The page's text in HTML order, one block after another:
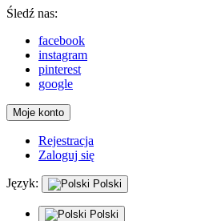
Śledź nas:
facebook
instagram
pinterest
google
Moje konto
Rejestracja
Zaloguj się
Język: Polski
Polski